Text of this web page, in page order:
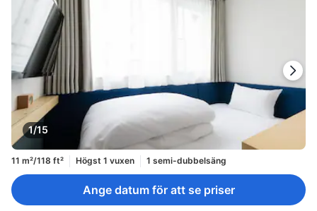
1/15
11 m²/118 ft² Högst 1 vuxen 1 semi-dubbelsäng
Ange datum för att se priser